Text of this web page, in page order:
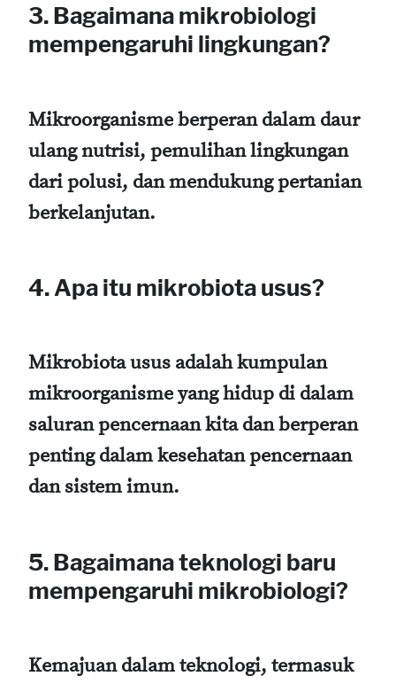
3. Bagaimana mikrobiologi
mempengaruhi lingkungan?
Mikroorganisme berperan dalam daur
ulang nutrisi, pemulihan lingkungan
dari polusi, dan mendukung pertanian
berkelanjutan.
4. Apa itu mikrobiota usus?
Mikrobiota usus adalah kumpulan
mikroorganisme yang hidup di dalam
saluran pencernaan kita dan berperan
penting dalam kesehatan pencernaan
dan sistem imun.
5. Bagaimana teknologi baru
mempengaruhi mikrobiologi?
Kemajuan dalam teknologi, termasuk